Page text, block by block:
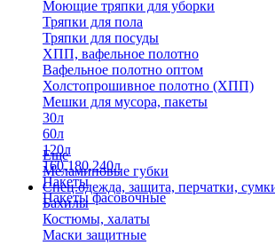
Моющие тряпки для уборки
Тряпки для пола
Тряпки для посуды
ХПП, вафельное полотно
Вафельное полотно оптом
Холстопрошивное полотно (ХПП)
Мешки для мусора, пакеты
30л
60л
120л
160,180,240л
Пакеты
Пакеты фасовочные
Еще
Меламиновые губки
Спец.одежда, защита, перчатки,
Бахилы
Костюмы, халаты
Маски защитные